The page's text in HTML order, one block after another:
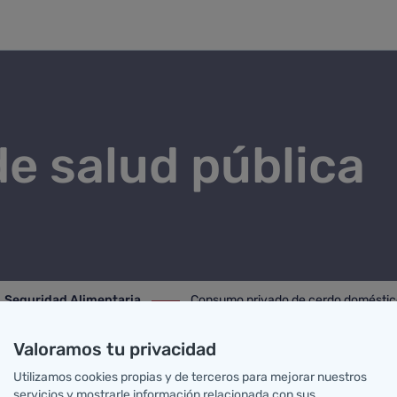
salud pública
Alimentaria
Seguridad Alimentaria
ir-a Consumo privado de cerdo
Consumo privado de cerdo
doméstico Carne de caza
Valoramos tu privacidad
Utilizamos cookies propias y de terceros para mejorar nuestros